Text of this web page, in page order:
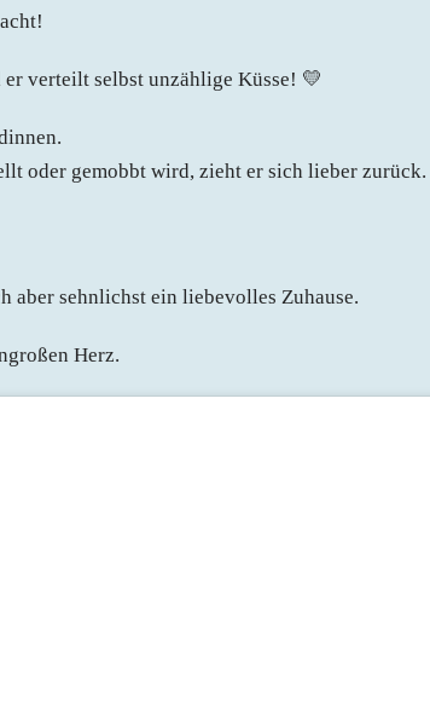
verteilt selbst unzählige Küsse! 💛
oder gemobbt wird, zieht er sich lieber zurück.
aber sehnlichst ein liebevolles Zuhause.
Herz.